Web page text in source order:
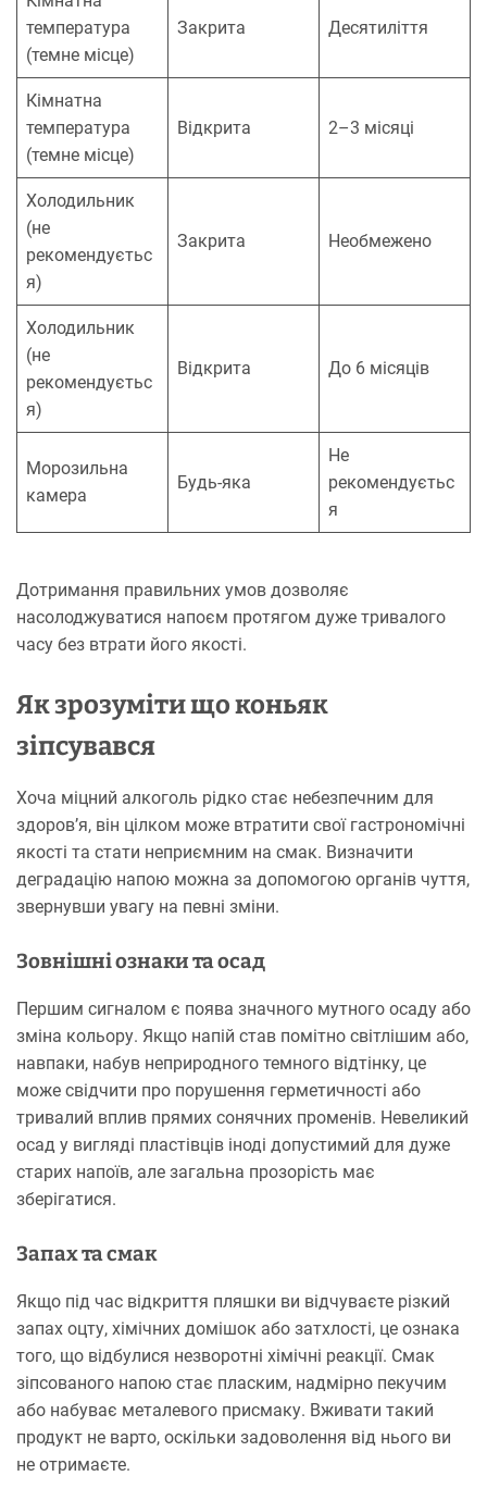
температура
(темне місце)
Закрита Десятиліття
Кімнатна
температура
(темне місце)
Відкрита 2–3 місяці
Холодильник
(не
рекомендуєтьс
я)
Закрита Необмежено
Холодильник
(не
рекомендуєтьс
я)
Відкрита До 6 місяців
Морозильна
камера
Будь-яка
Не
рекомендуєтьс
я
Дотримання правильних умов дозволяє
насолоджуватися напоєм протягом дуже тривалого
часу без втрати його якості.
Як зрозуміти що коньяк
зіпсувався
Хоча міцний алкоголь рідко стає небезпечним для
здоров’я, він цілком може втратити свої гастрономічні
якості та стати неприємним на смак. Визначити
деградацію напою можна за допомогою органів чуття,
звернувши увагу на певні зміни.
Зовнішні ознаки та осад
Першим сигналом є поява значного мутного осаду або
зміна кольору. Якщо напій став помітно світлішим або,
навпаки, набув неприродного темного відтінку, це
може свідчити про порушення герметичності або
тривалий вплив прямих сонячних променів. Невеликий
осад у вигляді пластівців іноді допустимий для дуже
старих напоїв, але загальна прозорість має
зберігатися.
Запах та смак
Якщо під час відкриття пляшки ви відчуваєте різкий
запах оцту, хімічних домішок або затхлості, це ознака
того, що відбулися незворотні хімічні реакції. Смак
зіпсованого напою стає пласким, надмірно пекучим
або набуває металевого присмаку. Вживати такий
продукт не варто, оскільки задоволення від нього ви
не отримаєте.